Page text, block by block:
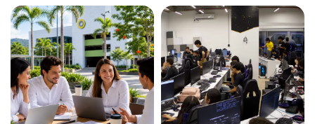
Santander, donde
registraron exportaciones
superiores a USD 15,7
millones FOB durante el
primer semestre de 2026,
consolidando una
dinámica de crecimiento
que fortalece la
competitividad regional,
diversifica mercados y
amplía la presencia de
Santander en escenarios
internacionales.
visibilizó el talento de
hombres y mujeres que,
desde diferentes
generaciones, aportan al
desarrollo económico de
Santander.
Ver más Ver más